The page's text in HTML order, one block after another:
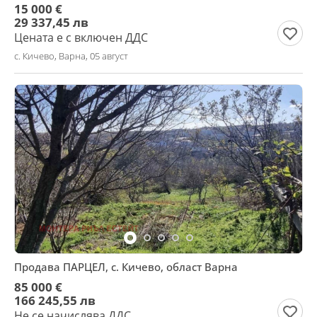
15 000 €
29 337,45 лв
Цената е с включен ДДС
с. Кичево, Варна, 05 август
Продава ПАРЦЕЛ, с. Кичево, област Варна
85 000 €
166 245,55 лв